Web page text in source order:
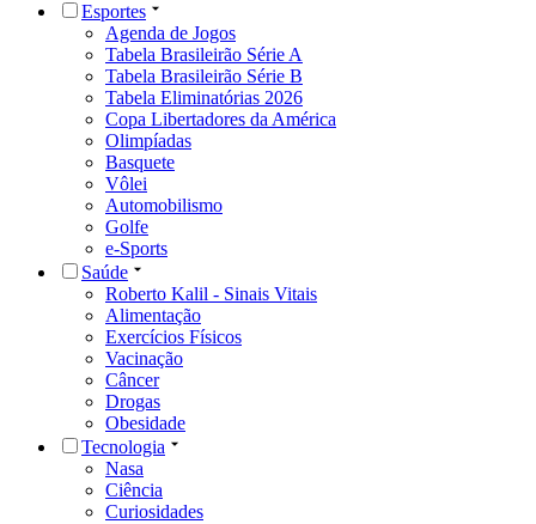
Esportes
Agenda de Jogos
Tabela Brasileirão Série A
Tabela Brasileirão Série B
Tabela Eliminatórias 2026
Copa Libertadores da América
Olimpíadas
Basquete
Vôlei
Automobilismo
Golfe
e-Sports
Saúde
Roberto Kalil - Sinais Vitais
Alimentação
Exercícios Físicos
Vacinação
Câncer
Drogas
Obesidade
Tecnologia
Nasa
Ciência
Curiosidades